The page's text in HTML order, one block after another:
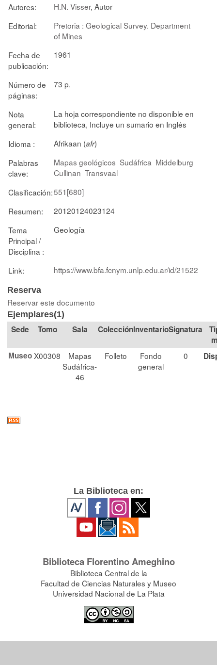
Autores: H.N. Visser, Autor
Editorial:
Pretoria : Geological Survey. Department
of Mines
Fecha de
publicación:
1961
Número de
páginas:
73 p.
Nota
general:
La hoja correspondiente no disponible en
biblioteca, Incluye un sumario en Inglés
Idioma :
Afrikaan (afr)
Palabras
clave:
Mapas geológicos Sudáfrica Middelburg
Cullinan Transvaal
Clasificación:551[680]
Resumen:
20120124023124
Tema
Principal /
Disciplina :
Geología
Link: https://www.bfa.fcnym.unlp.edu.ar/id/21522
Reserva
Reservar este documento
Ejemplares(1)
Tomo Sala Colección Signatura
MuseoX00308
Mapas
Sudáfrica-
46
Folleto
Fondo
general
0
La Biblioteca en:
Biblioteca Florentino Ameghino
Biblioteca Central de la
Facultad de Ciencias Naturales y Museo
Universidad Nacional de La Plata